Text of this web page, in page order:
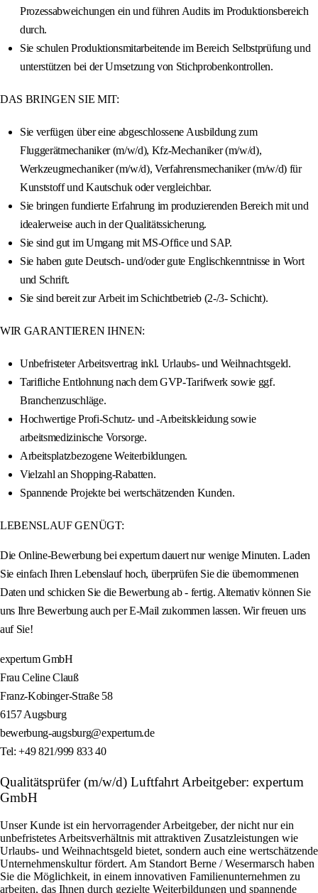
Prozessabweichungen ein und führen Audits im Produktionsbereich
durch.
Sie schulen Produktionsmitarbeitende im Bereich Selbstprüfung und
unterstützen bei der Umsetzung von Stichprobenkontrollen.
DAS BRINGEN SIE MIT:
Sie verfügen über eine abgeschlossene Ausbildung zum
Fluggerätmechaniker (m/w/d), Kfz-Mechaniker (m/w/d),
Werkzeugmechaniker (m/w/d), Verfahrensmechaniker (m/w/d) für
Kunststoff und Kautschuk oder vergleichbar.
Sie bringen fundierte Erfahrung im produzierenden Bereich mit und
idealerweise auch in der Qualitätssicherung.
Sie sind gut im Umgang mit MS-Office und SAP.
Sie haben gute Deutsch- und/oder gute Englischkenntnisse in Wort
und Schrift.
Sie sind bereit zur Arbeit im Schichtbetrieb (2-/3- Schicht).
WIR GARANTIEREN IHNEN:
Unbefristeter Arbeitsvertrag inkl. Urlaubs- und Weihnachtsgeld.
Tarifliche Entlohnung nach dem GVP-Tarifwerk sowie ggf.
Branchenzuschläge.
Hochwertige Profi-Schutz- und -Arbeitskleidung sowie
arbeitsmedizinische Vorsorge.
Arbeitsplatzbezogene Weiterbildungen.
Vielzahl an Shopping-Rabatten.
Spannende Projekte bei wertschätzenden Kunden.
LEBENSLAUF GENÜGT:
Die Online-Bewerbung bei expertum dauert nur wenige Minuten. Laden
Sie einfach Ihren Lebenslauf hoch, überprüfen Sie die übernommenen
Daten und schicken Sie die Bewerbung ab - fertig. Alternativ können Sie
uns Ihre Bewerbung auch per E-Mail zukommen lassen. Wir freuen uns
auf Sie!
expertum GmbH
Frau Celine Clauß
Franz-Kobinger-Straße 58
6157 Augsburg
bewerbung-augsburg@expertum.de
Tel: +49 821/999 833 40
Qualitätsprüfer (m/w/d) Luftfahrt Arbeitgeber: expertum
GmbH
Unser Kunde ist ein hervorragender Arbeitgeber, der nicht nur ein
unbefristetes Arbeitsverhältnis mit attraktiven Zusatzleistungen wie
Urlaubs- und Weihnachtsgeld bietet, sondern auch eine wertschätzende
Unternehmenskultur fördert. Am Standort Berne / Wesermarsch haben
Sie die Möglichkeit, in einem innovativen Familienunternehmen zu
arbeiten, das Ihnen durch gezielte Weiterbildungen und spannende